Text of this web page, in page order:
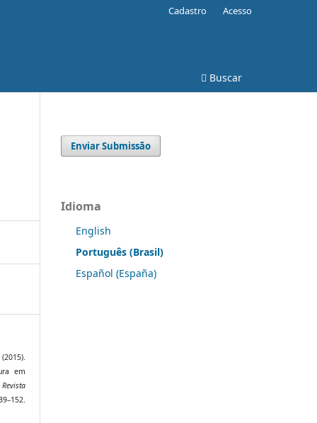
Buscar
Cadastro Acesso
em
Revista
Enviar Submissão
Idioma
English
Português (Brasil)
Español (España)